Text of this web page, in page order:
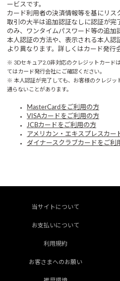
ービスです。
カード利用者の決済情報等を基にリス
取引の大半は追加認証なしに認証が完
のみ、ワンタイムパスワード等の追加
本人認証の方法や、表示される本人認
より異なります。詳しくはカード発行
※ 3Dセキュア2.0非対応のクレジットカード
てはカード発行会社にご確認ください。
※ 本人認証が完了しても、お客様のクレジッ
通らないことがあります。
MasterCardをご利用の方
VISAカードをご利用の方
JCBカードをご利用の方
アメリカン・エキスプレスカー
ダイナースクラブカードをご利
当サイトについて
お支払いについて
利用規約
お客さまへのお願い